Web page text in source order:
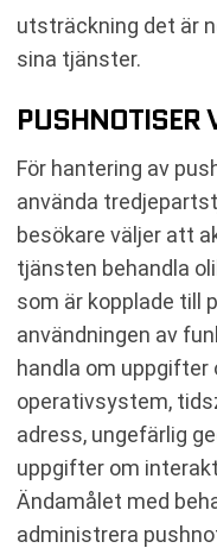
utsträckning det är
sina tjänster.
PUSHNOTISER
För hantering av
använda
besökare väljer att
tjänsten behandla
som är kopplade till
användningen av
handla om uppgifter
operativsystem,
adress, ungefärlig
uppgifter om
Ändamålet med
administrera